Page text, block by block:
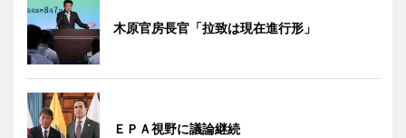
木原官房長官「拉致は現在進行形」
ＥＰＡ視野に議論継続